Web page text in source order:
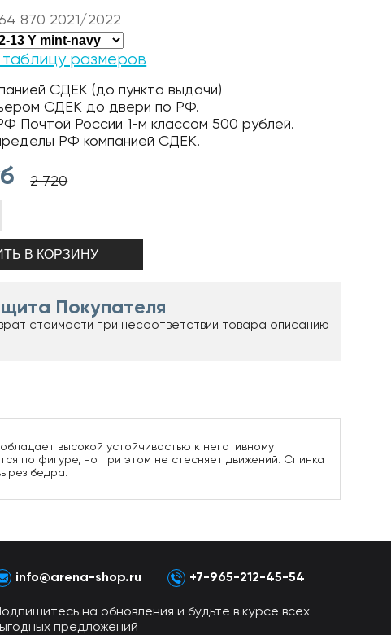
870 2021/2022
размеров
СДЕК (до пункта выдачи)
СДЕК до двери по РФ.
Почтой России 1-м классом 500 рублей.
РФ компанией СДЕК.
2 720
Покупателя
стоимости при несоответствии товара описанию
высокой устойчивостью к негативному
по фигуре, но при этом не стесняет движений. Спинка
бедра.
info@arena-shop.ru +7-965-212-45-54
на обновления и будьте в курсе всех
предложений